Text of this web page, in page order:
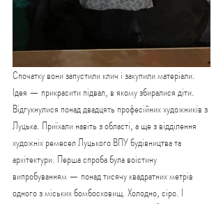
Спочатку вони запустили клич і закупили матеріали.
Ідея — прикрасити підвал, в якому збиралися діти.
Відгукнулися понад двадцять професійних художників з
Луцька. Приїхали навіть з області, а ще з відділення
художніх ремесел Луцького ВПУ будівництва та
архітектури. Перша спроба була воістину
випробуванням — понад тисячу квадратних метрів
одного з міських бомбосховищ. Холодно, сіро. І